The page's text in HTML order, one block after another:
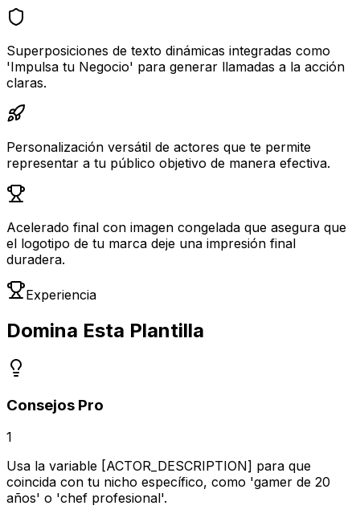
Superposiciones de texto dinámicas integradas como
'Impulsa tu Negocio' para generar llamadas a la acción
claras.
Personalización versátil de actores que te permite
representar a tu público objetivo de manera efectiva.
Acelerado final con imagen congelada que asegura que
el logotipo de tu marca deje una impresión final
duradera.
Experiencia
Domina Esta Plantilla
Consejos Pro
1
Usa la variable [ACTOR_DESCRIPTION] para que
coincida con tu nicho específico, como 'gamer de 20
años' o 'chef profesional'.